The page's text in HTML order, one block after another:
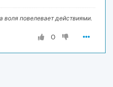
воля повелевает действиями.
0